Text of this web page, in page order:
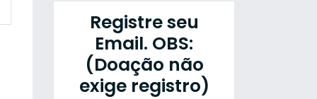
Registre seu
Email. OBS:
(Doação não
exige registro)